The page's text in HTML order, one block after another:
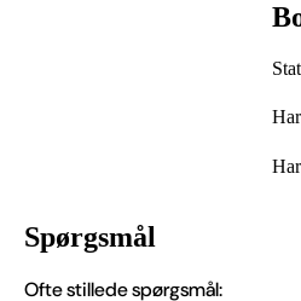
Spørgsmål
Ofte stillede spørgsmål: